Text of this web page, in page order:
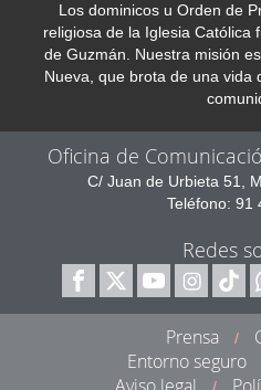
Los dominicos u Orden de
religiosa de la Iglesia Católica
de Guzmán. Nuestra misión
Nueva, que brota de una vida
Oficina de
C/ Juan de Urbieta 51,
Teléfono: 91
Redes
Prensa /
Entorno seguro